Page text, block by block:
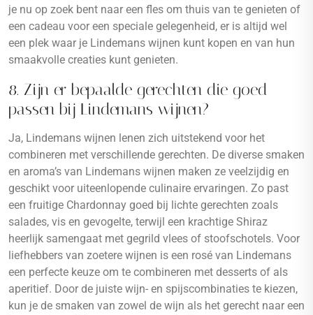
je nu op zoek bent naar een fles om thuis van te genieten of
een cadeau voor een speciale gelegenheid, er is altijd wel
een plek waar je Lindemans wijnen kunt kopen en van hun
smaakvolle creaties kunt genieten.
8. Zijn er bepaalde gerechten die goed
passen bij Lindemans wijnen?
Ja, Lindemans wijnen lenen zich uitstekend voor het
combineren met verschillende gerechten. De diverse smaken
en aroma’s van Lindemans wijnen maken ze veelzijdig en
geschikt voor uiteenlopende culinaire ervaringen. Zo past
een fruitige Chardonnay goed bij lichte gerechten zoals
salades, vis en gevogelte, terwijl een krachtige Shiraz
heerlijk samengaat met gegrild vlees of stoofschotels. Voor
liefhebbers van zoetere wijnen is een rosé van Lindemans
een perfecte keuze om te combineren met desserts of als
aperitief. Door de juiste wijn- en spijscombinaties te kiezen,
kun je de smaken van zowel de wijn als het gerecht naar een